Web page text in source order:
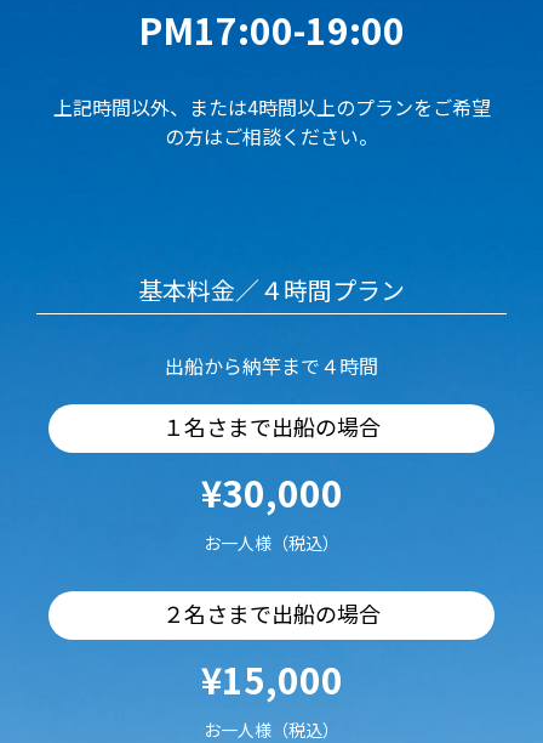
PM17:00-19:00
上記時間以外、または4時間以上のプランをご希望
の方はご相談ください。
基本料金／４時間プラン
出船から納竿まで４時間
１名さまで出船の場合
¥30,000
お一人様（税込）
２名さまで出船の場合
¥15,000
お一人様（税込）